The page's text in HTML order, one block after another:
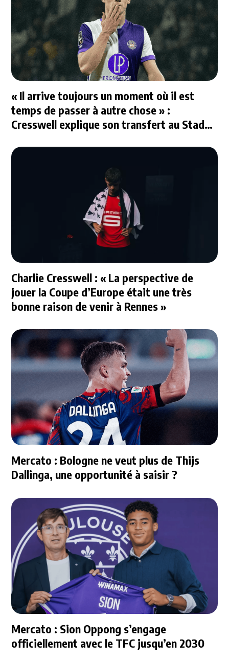
« Il arrive toujours un moment où il est
temps de passer à autre chose » :
Cresswell explique son transfert au Stade
Charlie Cresswell : « La perspective de
jouer la Coupe d’Europe était une très
bonne raison de venir à Rennes »
Mercato : Bologne ne veut plus de Thijs
Dallinga, une opportunité à saisir ?
Mercato : Sion Oppong s’engage
officiellement avec le TFC jusqu’en 2030